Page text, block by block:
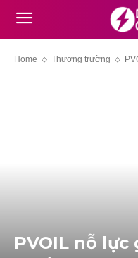
Home Thương trường
PVOIL nỗ